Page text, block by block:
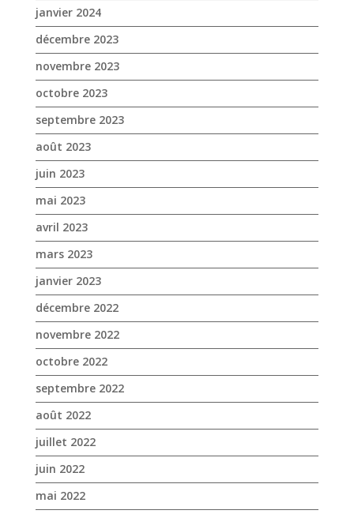
août 2023
juin 2023
mai 2023
avril 2023
mars 2023
janvier 2023
décembre 2022
novembre 2022
octobre 2022
septembre 2022
août 2022
juillet 2022
juin 2022
mai 2022
avril 2022
mars 2022
février 2022
janvier 2022
décembre 2021